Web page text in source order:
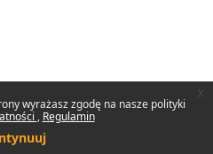
wyrażasz zgodę na nasze polityki
Regulamin